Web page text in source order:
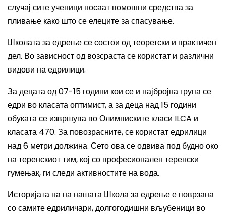
случај сите ученици носаат помошни средства за
пливање како што се елеците за спасување.
Школата за едрење се состои од теоретски и практичен
дел. Во зависност од возсраста се користат и различни
видови на едрилици.
За децата од 07-15 години кои се и најбројна група се
едри во класата оптимист, а за деца над 15 години
обуката се извршува во Олимписките класи ILCA и
класата 470. За повозрасните, се користат едрилици
над 6 метри должина. Сето ова се одвива под будно око
на теренскиот тим, кој со професионален теренски
гумењак, ги следи активностите на вода.
Историјата на на нашата Школа за едрење е поврзана
со самите едриличари, долгогодишни вљубеници во